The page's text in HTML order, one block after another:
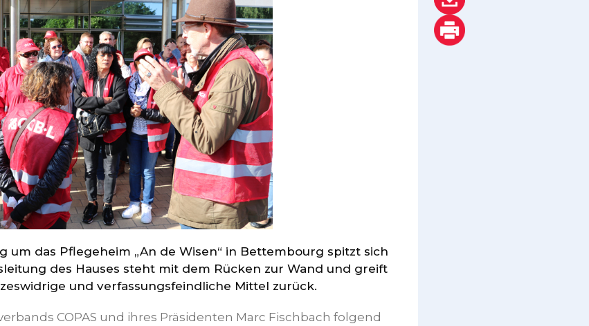
um das Pflegeheim „An de Wisen“ in Bettembourg spitzt sich
des Hauses steht mit dem Rücken zur Wand und greift
und verfassungsfeindliche Mittel zurück.
COPAS und ihres Präsidenten Marc Fischbach folgend